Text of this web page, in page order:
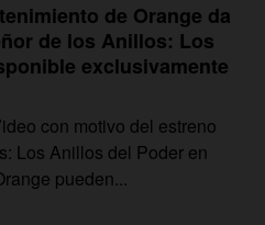
de Orange da
de los Anillos: Los
exclusivamente
con motivo del estreno
Los Anillos del Poder en
pueden...